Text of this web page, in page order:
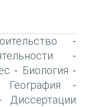
-
-
- Биология -
География -
Диссертации